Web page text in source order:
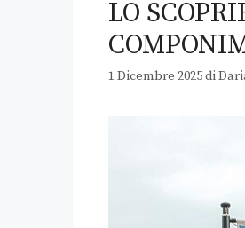
LO
1 Dicembre 2025di